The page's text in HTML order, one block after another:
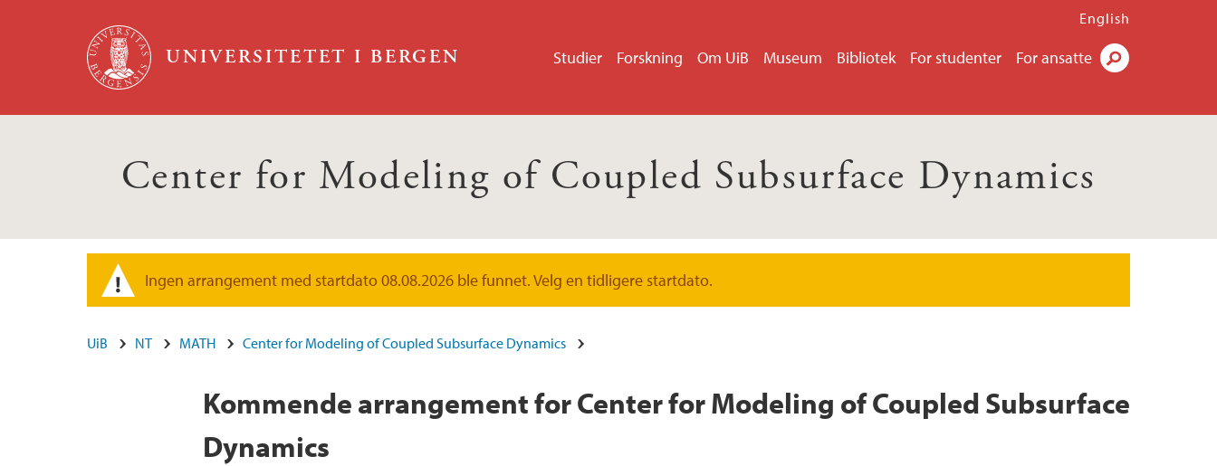
UNIVERSITETET I BERGEN Studier Forskning Om UiB Museum Bibliotek For studenter For ansatte
English
Center for Modeling of Coupled Subsurface Dynamics
Varselmelding
Ingen arrangement med startdato 08.08.2026 ble funnet. Velg en tidligere startdato.
UiB NT MATH Center for Modeling of Coupled Subsurface Dynamics
Kommende arrangement for Center for Modeling of Coupled Subsurface
Dynamics